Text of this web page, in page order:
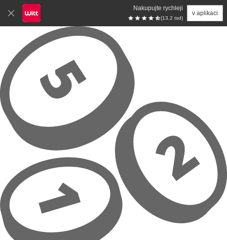
Nakupujte rychleji
(13.2 tsd)
v aplikaci
Přeskočit na hlavní obsah